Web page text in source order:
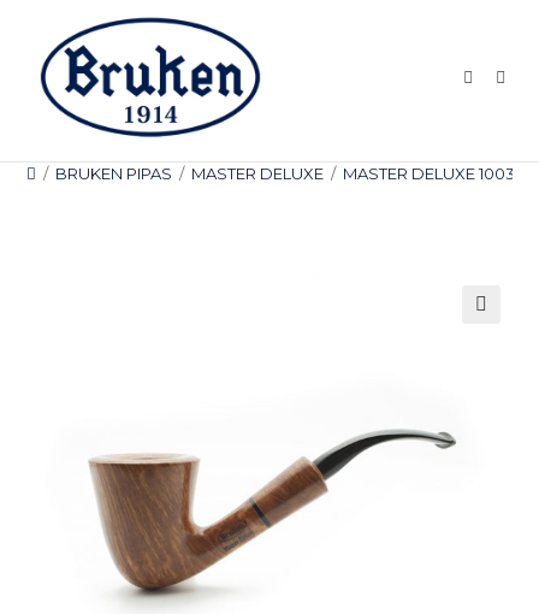
contenido
/ BRUKEN PIPAS / MASTER DELUXE / MASTER DELUXE 1003